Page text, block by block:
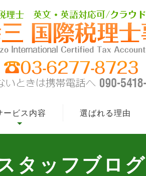
ービス内容
け税務顧問サポ
選ばれる理由
タッフブログ